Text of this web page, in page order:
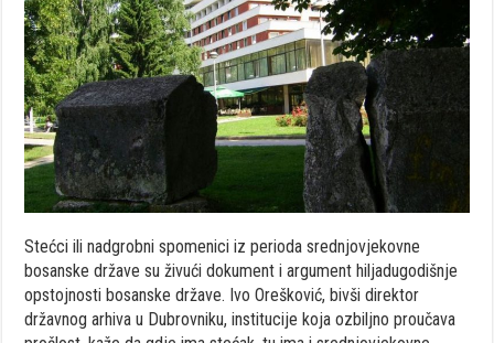
Stećci ili nadgrobni spomenici iz perioda srednjovjekovne
bosanske države su živući dokument i argument hiljadugodišnje
opstojnosti bosanske države. Ivo Orešković, bivši direktor
državnog arhiva u Dubrovniku, institucije koja ozbiljno proučava